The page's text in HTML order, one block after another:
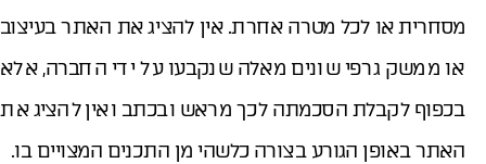
מסחרית או לכל מטרה אחרת. אין להציג את האתר בעיצוב
או ממשק גרפי שונים מאלה שנקבעו על ידי החברה, אלא
בכפוף לקבלת הסכמתה לכך מראש ובכתב ואין להציג את
האתר באופן הגורע בצורה כלשהי מן התכנים המצויים בו.